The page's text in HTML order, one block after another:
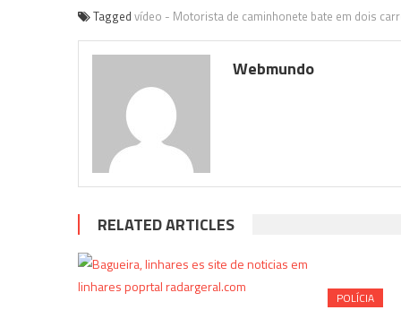
Tagged vídeo - Motorista de caminhonete bate em dois
Webmundo
RELATED ARTICLES
POLÍCIA